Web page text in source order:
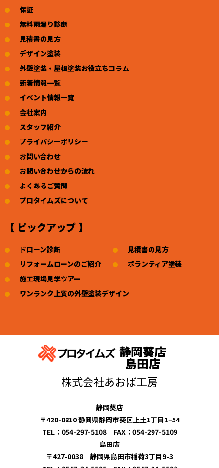
保証
無料雨漏り診断
見積書の見方
デザイン塗装
外壁塗装・屋根塗装お役立ちコラム
新着情報一覧
イベント情報一覧
会社案内
スタッフ紹介
プライバシーポリシー
お問い合わせ
お問い合わせからの流れ
よくあるご質問
プロタイムズについて
【 ピックアップ 】
ドローン診断
リフォームローンのご紹介
見積書の見方
ボランティア塗装
施工現場見学ツアー
ワンランク上質の外壁塗装デザイン
静岡葵店
島田店
株式会社あおば工房
静岡葵店
〒420-0810 静岡県静岡市葵区上土1丁目1−54
TEL：054-297-5108 FAX：054-297-5109
島田店
〒427-0038 静岡県島田市稲荷3丁目9-3